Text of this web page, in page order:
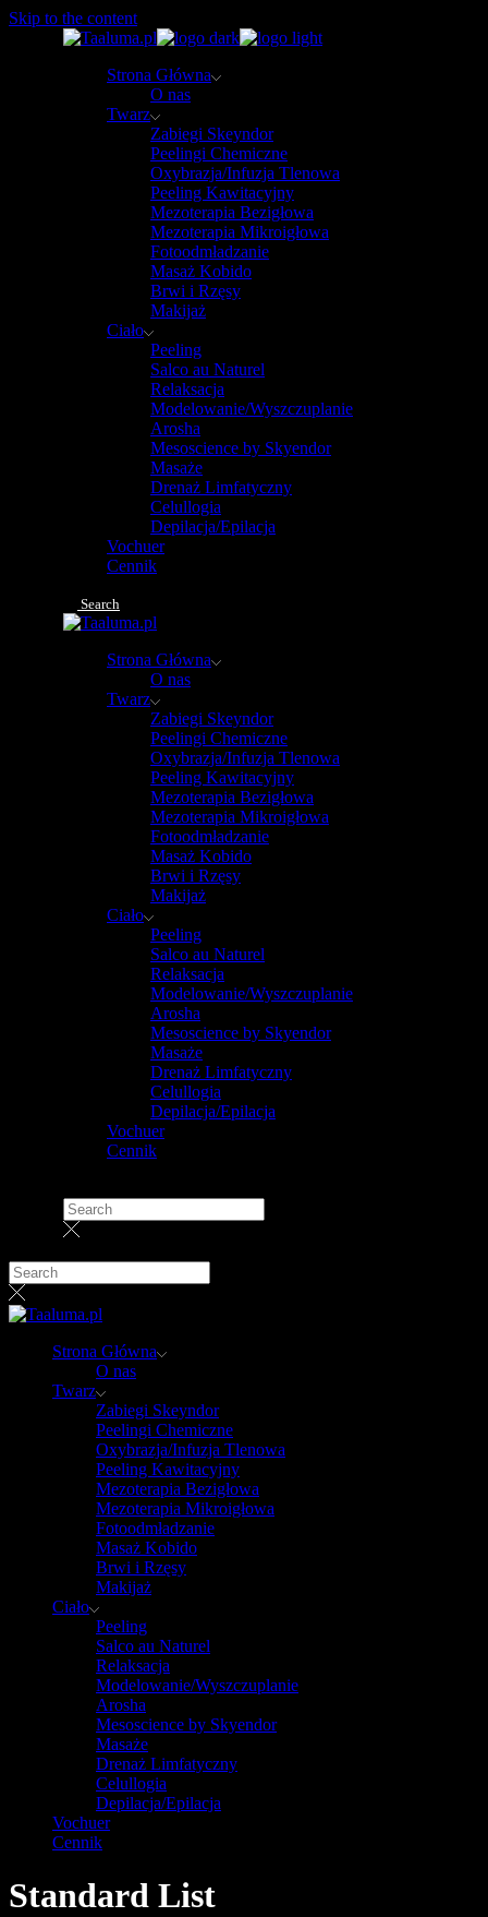
Skip to the content
Strona Główna
O nas
Twarz
Zabiegi Skeyndor
Peelingi Chemiczne
Oxybrazja/Infuzja Tlenowa
Peeling Kawitacyjny
Mezoterapia Bezigłowa
Mezoterapia Mikroigłowa
Fotoodmładzanie
Masaż Kobido
Brwi i Rzęsy
Makijaż
Ciało
Peeling
Salco au Naturel
Relaksacja
Modelowanie/Wyszczuplanie
Arosha
Mesoscience by Skyendor
Masaże
Drenaż Limfatyczny
Celullogia
Depilacja/Epilacja
Vochuer
Cennik
Search
Strona Główna
O nas
Twarz
Zabiegi Skeyndor
Peelingi Chemiczne
Oxybrazja/Infuzja Tlenowa
Peeling Kawitacyjny
Mezoterapia Bezigłowa
Mezoterapia Mikroigłowa
Fotoodmładzanie
Masaż Kobido
Brwi i Rzęsy
Makijaż
Ciało
Peeling
Salco au Naturel
Relaksacja
Modelowanie/Wyszczuplanie
Arosha
Mesoscience by Skyendor
Masaże
Drenaż Limfatyczny
Celullogia
Depilacja/Epilacja
Vochuer
Cennik
Strona Główna
O nas
Twarz
Zabiegi Skeyndor
Peelingi Chemiczne
Oxybrazja/Infuzja Tlenowa
Peeling Kawitacyjny
Mezoterapia Bezigłowa
Mezoterapia Mikroigłowa
Fotoodmładzanie
Masaż Kobido
Brwi i Rzęsy
Makijaż
Ciało
Peeling
Salco au Naturel
Relaksacja
Modelowanie/Wyszczuplanie
Arosha
Mesoscience by Skyendor
Masaże
Drenaż Limfatyczny
Celullogia
Depilacja/Epilacja
Vochuer
Cennik
Standard List